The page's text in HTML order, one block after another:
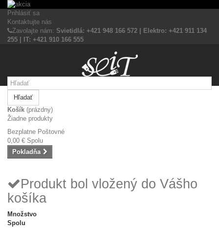
Prihlásiť sa
Kontaktujte nás
Zavolajte nám: Svietidlá: +421 948 166 572 | Elektro: +421 911 134
255 | IT: +421 910 166 555
Hľadať
Košík (prázdny)
Žiadne produkty
Bezplatne Poštovné
0,00 € Spolu
Pokladňa
Produkt bol vložený do Vášho
košíka
Množstvo
Spolu